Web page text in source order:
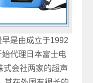
是由成立于1992
代理日本富士电
式会社两家的超声